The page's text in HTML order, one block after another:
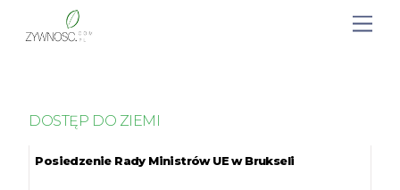
DOSTĘP DO ZIEMI
Posiedzenie Rady Ministrów UE w Brukseli